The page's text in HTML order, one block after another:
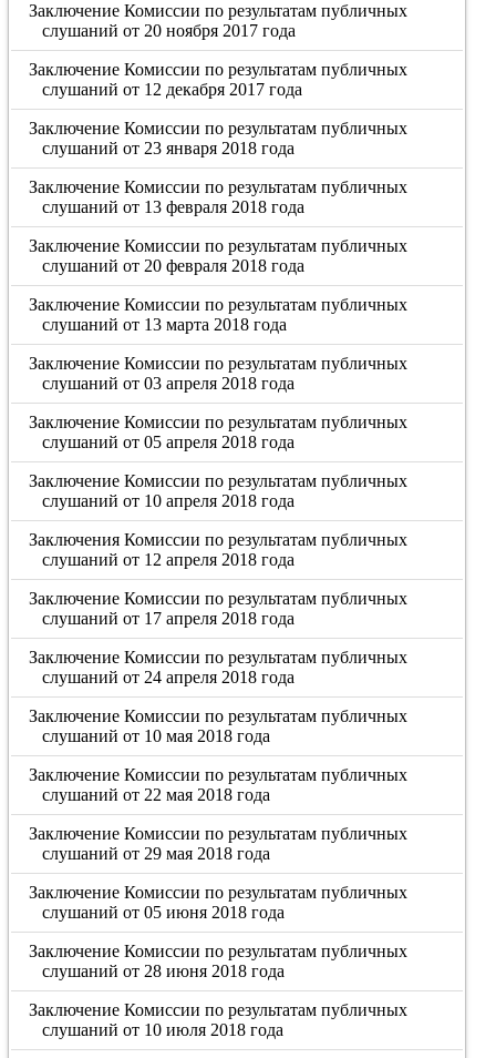
Заключение Комиссии по результатам публичных
слушаний от 20 ноября 2017 года
Заключение Комиссии по результатам публичных
слушаний от 12 декабря 2017 года
Заключение Комиссии по результатам публичных
слушаний от 23 января 2018 года
Заключение Комиссии по результатам публичных
слушаний от 13 февраля 2018 года
Заключение Комиссии по результатам публичных
слушаний от 20 февраля 2018 года
Заключение Комиссии по результатам публичных
слушаний от 13 марта 2018 года
Заключение Комиссии по результатам публичных
слушаний от 03 апреля 2018 года
Заключение Комиссии по результатам публичных
слушаний от 05 апреля 2018 года
Заключение Комиссии по результатам публичных
слушаний от 10 апреля 2018 года
Заключения Комиссии по результатам публичных
слушаний от 12 апреля 2018 года
Заключение Комиссии по результатам публичных
слушаний от 17 апреля 2018 года
Заключение Комиссии по результатам публичных
слушаний от 24 апреля 2018 года
Заключение Комиссии по результатам публичных
слушаний от 10 мая 2018 года
Заключение Комиссии по результатам публичных
слушаний от 22 мая 2018 года
Заключение Комиссии по результатам публичных
слушаний от 29 мая 2018 года
Заключение Комиссии по результатам публичных
слушаний от 05 июня 2018 года
Заключение Комиссии по результатам публичных
слушаний от 28 июня 2018 года
Заключение Комиссии по результатам публичных
слушаний от 10 июля 2018 года